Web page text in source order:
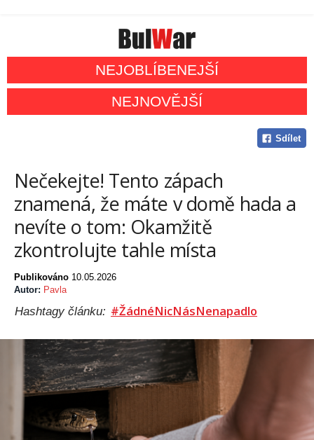
NEJOBLÍBENEJŠÍ
NEJNOVĚJŠÍ
Sdílet
Nečekejte! Tento zápach
znamená, že máte v domě hada a
nevíte o tom: Okamžitě
zkontrolujte tahle místa
Publikováno 10.05.2026
Autor: Pavla
Hashtagy článku: #ŽádnéNicNásNenapadlo